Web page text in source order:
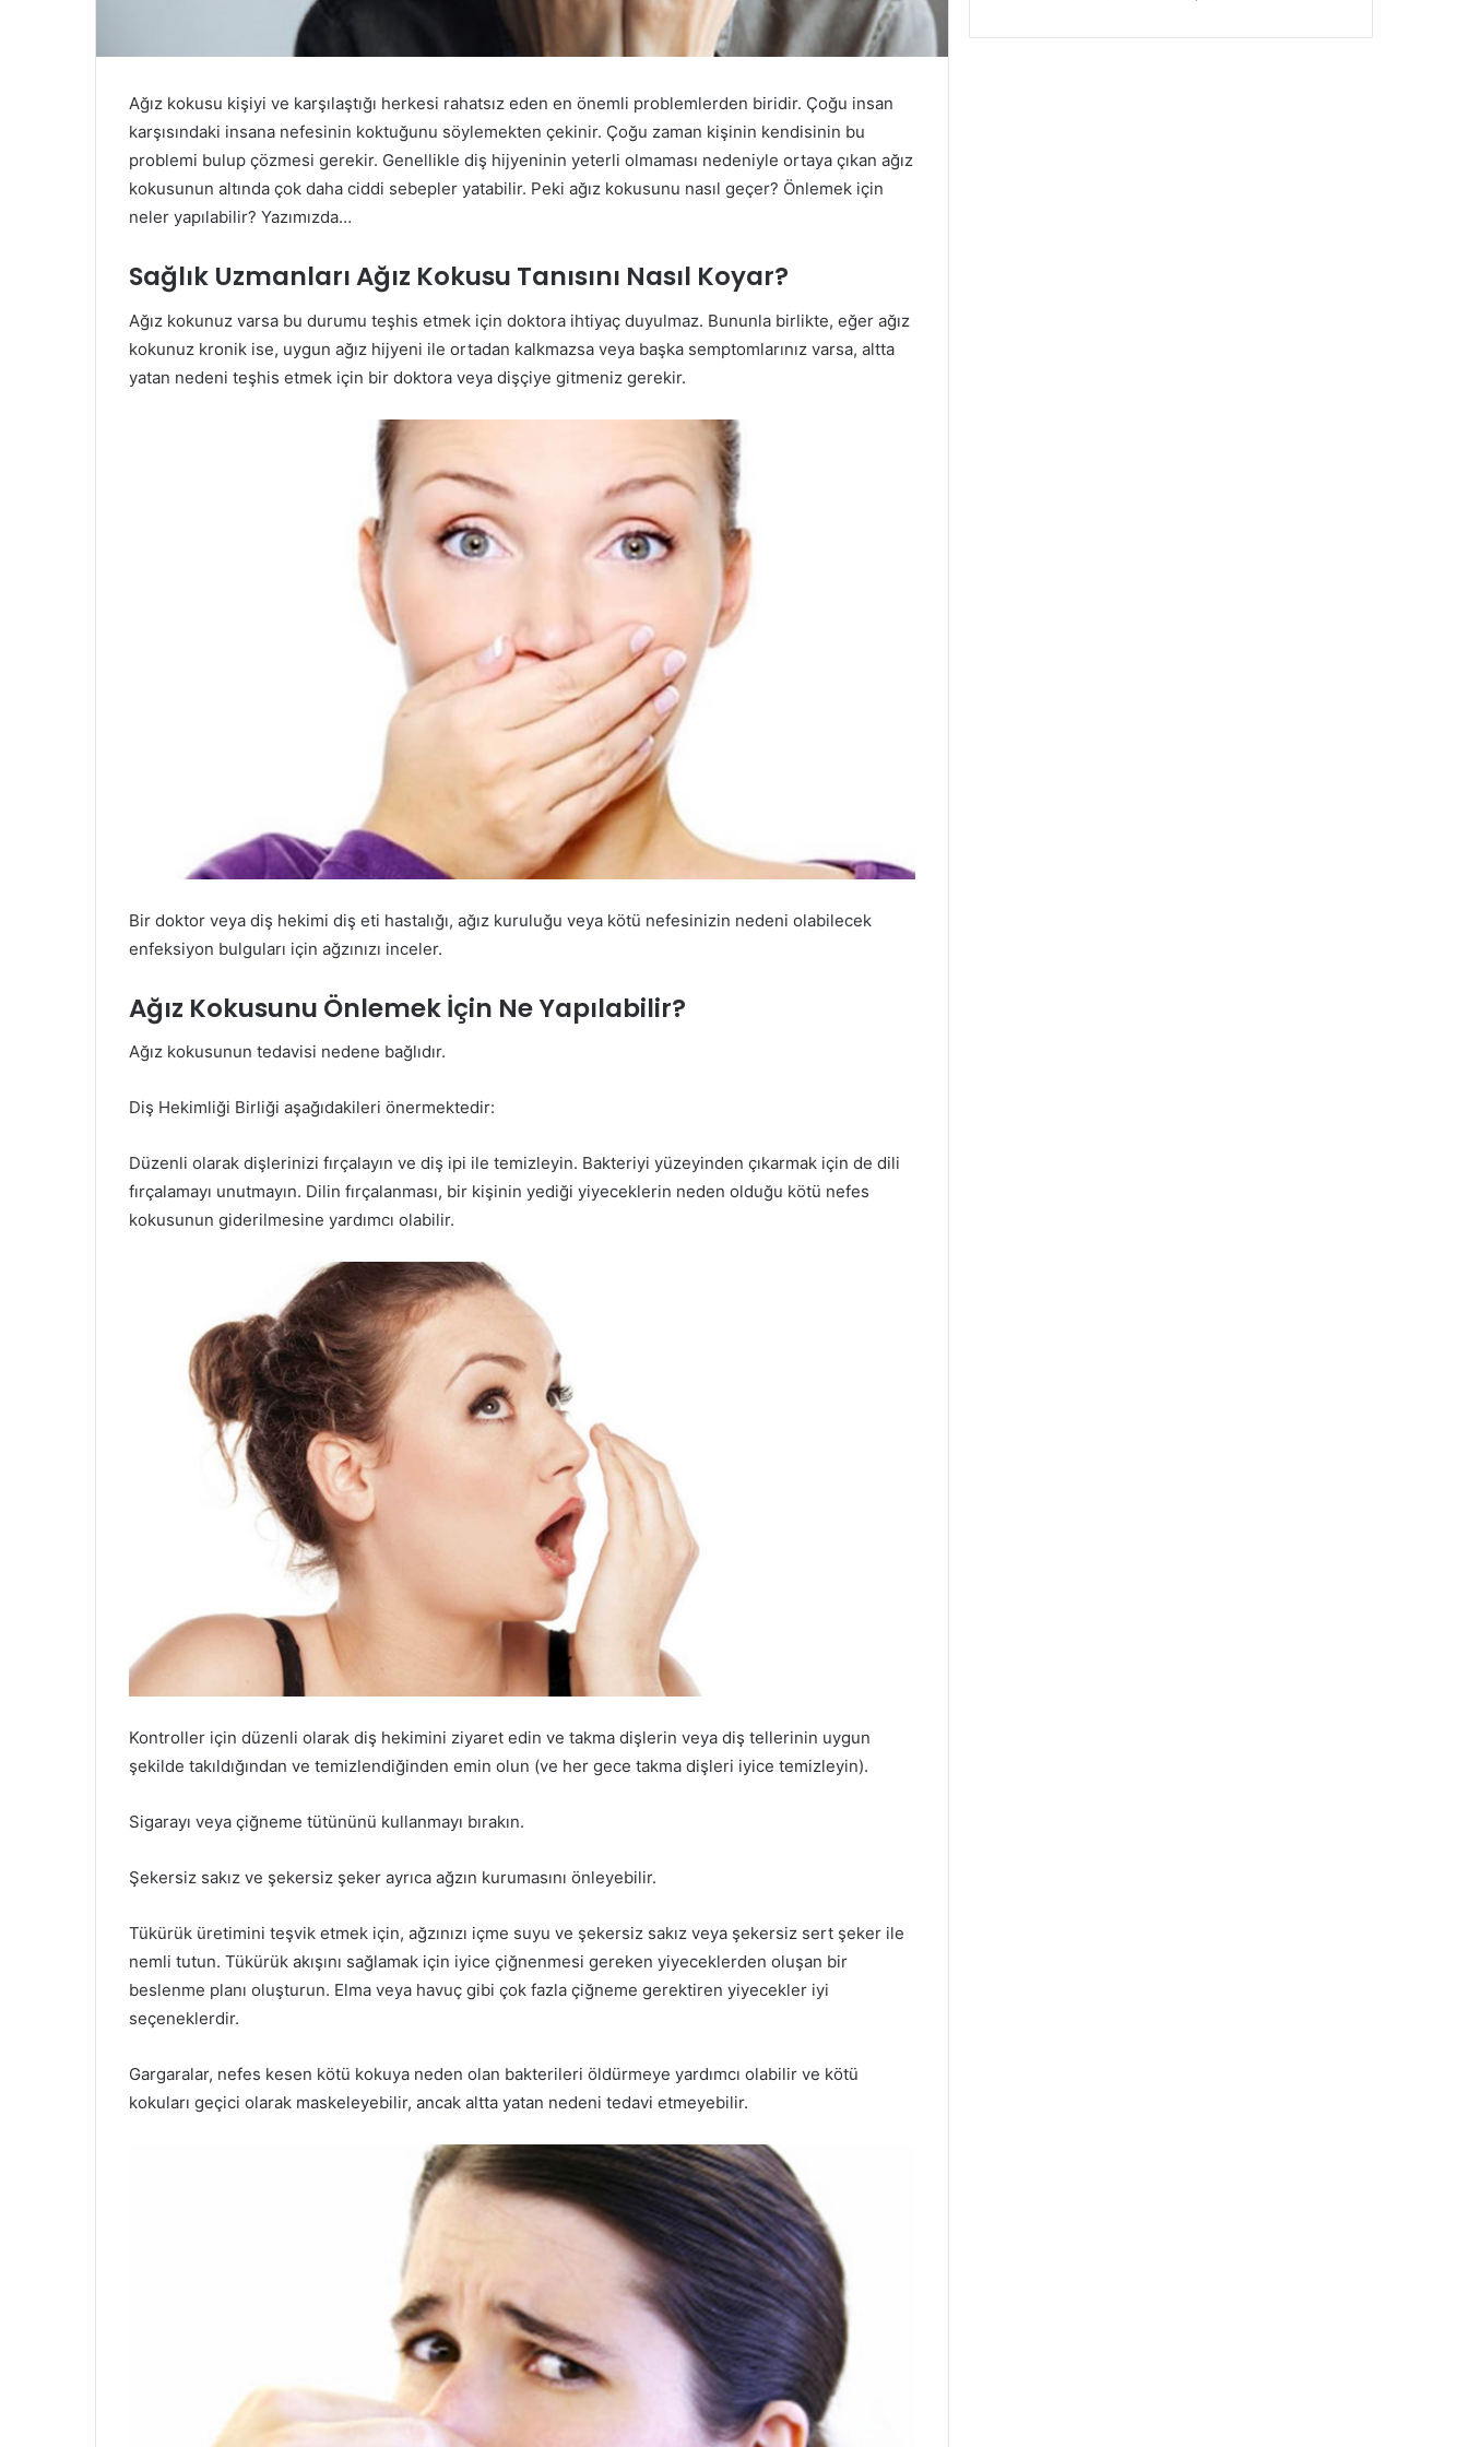
Ağız kokusu kişiyi ve karşılaştığı herkesi rahatsız eden en önemli problemlerden biridir. Çoğu insan
karşısındaki insana nefesinin koktuğunu söylemekten çekinir. Çoğu zaman kişinin kendisinin bu
problemi bulup çözmesi gerekir. Genellikle diş hijyeninin yeterli olmaması nedeniyle ortaya çıkan ağız
kokusunun altında çok daha ciddi sebepler yatabilir. Peki ağız kokusunu nasıl geçer? Önlemek için
neler yapılabilir? Yazımızda…
Sağlık Uzmanları Ağız Kokusu Tanısını Nasıl Koyar?
Ağız kokunuz varsa bu durumu teşhis etmek için doktora ihtiyaç duyulmaz. Bununla birlikte, eğer ağız
kokunuz kronik ise, uygun ağız hijyeni ile ortadan kalkmazsa veya başka semptomlarınız varsa, altta
yatan nedeni teşhis etmek için bir doktora veya dişçiye gitmeniz gerekir.
Bir doktor veya diş hekimi diş eti hastalığı, ağız kuruluğu veya kötü nefesinizin nedeni olabilecek
enfeksiyon bulguları için ağzınızı inceler.
Ağız Kokusunu Önlemek İçin Ne Yapılabilir?
Ağız kokusunun tedavisi nedene bağlıdır.
Diş Hekimliği Birliği aşağıdakileri önermektedir:
Düzenli olarak dişlerinizi fırçalayın ve diş ipi ile temizleyin. Bakteriyi yüzeyinden çıkarmak için de dili
fırçalamayı unutmayın. Dilin fırçalanması, bir kişinin yediği yiyeceklerin neden olduğu kötü nefes
kokusunun giderilmesine yardımcı olabilir.
Kontroller için düzenli olarak diş hekimini ziyaret edin ve takma dişlerin veya diş tellerinin uygun
şekilde takıldığından ve temizlendiğinden emin olun (ve her gece takma dişleri iyice temizleyin).
Sigarayı veya çiğneme tütününü kullanmayı bırakın.
Şekersiz sakız ve şekersiz şeker ayrıca ağzın kurumasını önleyebilir.
Tükürük üretimini teşvik etmek için, ağzınızı içme suyu ve şekersiz sakız veya şekersiz sert şeker ile
nemli tutun. Tükürük akışını sağlamak için iyice çiğnenmesi gereken yiyeceklerden oluşan bir
beslenme planı oluşturun. Elma veya havuç gibi çok fazla çiğneme gerektiren yiyecekler iyi
seçeneklerdir.
Gargaralar, nefes kesen kötü kokuya neden olan bakterileri öldürmeye yardımcı olabilir ve kötü
kokuları geçici olarak maskeleyebilir, ancak altta yatan nedeni tedavi etmeyebilir.